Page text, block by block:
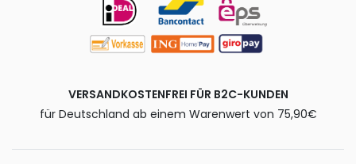
VERSANDKOSTENFREI FÜR B2C-KUNDEN
für Deutschland ab einem Warenwert von 75,90€